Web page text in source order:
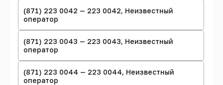
(871) 223 0042 — 223 0042, Неизвестный
оператор
(871) 223 0043 — 223 0043, Неизвестный
оператор
(871) 223 0044 — 223 0044, Неизвестный
оператор